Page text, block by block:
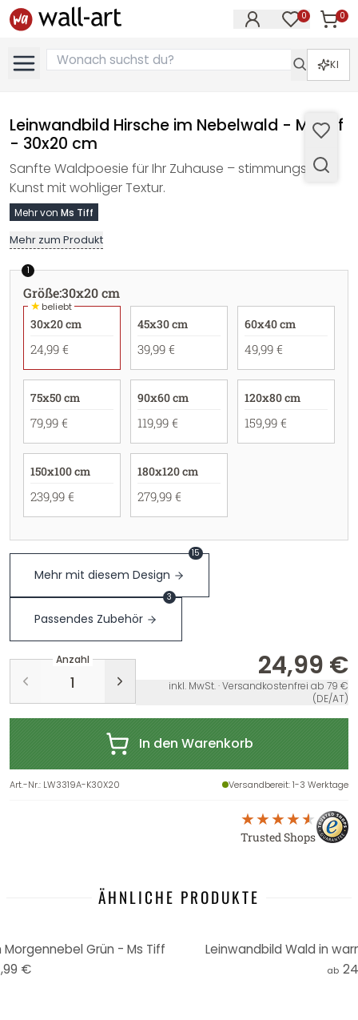
0 0
KI
Leinwandbild Hirsche im Nebelwald - Ms Tiff
- 30x20 cm
Sanfte Waldpoesie für Ihr Zuhause – stimmungsvolle
Kunst mit wohliger Textur.
Mehr von Ms Tiff
Mehr zum Produkt
1
Größe:30x20 cm
★beliebt
30x20 cm
24,99 €
45x30 cm
39,99 €
60x40 cm
49,99 €
75x50 cm
79,99 €
90x60 cm
119,99 €
120x80 cm
159,99 €
150x100 cm
239,99 €
180x120 cm
279,99 €
Mehr mit diesem Design
15
Passendes Zubehör
3
Anzahl 24,99 €
inkl. MwSt. · Versandkostenfrei ab 79 €
(DE/AT)
In den Warenkorb
Art.-Nr.: LW3319A-K30X20 Versandbereit: 1-3 Werktage
Trusted Shops
ÄHNLICHE PRODUKTE
Grün - Ms Tiff
€
Leinwandbild Wald in
ab